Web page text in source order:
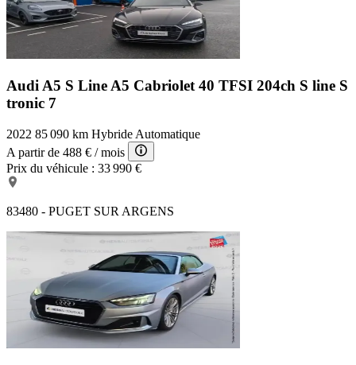
Audi A5 S Line A5 Cabriolet 40 TFSI 204ch S line S
tronic 7
2022 85 090 km Hybride Automatique
A partir de 488 € / mois
Prix du véhicule : 33 990 €
83480 - PUGET SUR ARGENS